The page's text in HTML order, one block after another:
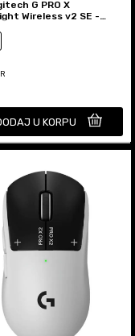
G PRO X
Wireless v2 SE -
U KORPU